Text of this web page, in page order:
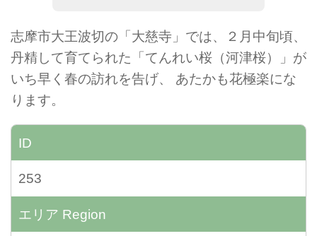
志摩市大王波切の「大慈寺」では、２月中旬頃、
丹精して育てられた「てんれい桜（河津桜）」が
いち早く春の訪れを告げ、 あたかも花極楽にな
ります。
ID
253
エリア Region